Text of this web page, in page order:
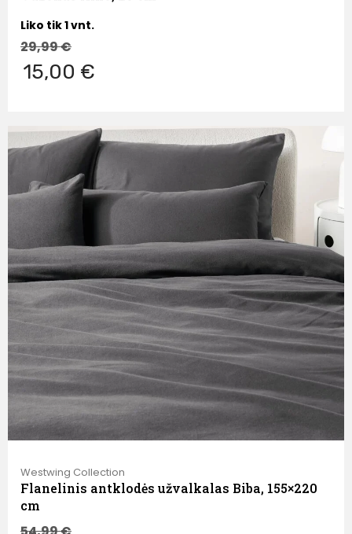
Liko tik 1 vnt.
29,99€
15,00 €
Westwing Collection
Flanelinis antklodės užvalkalas Biba, 155×220
cm